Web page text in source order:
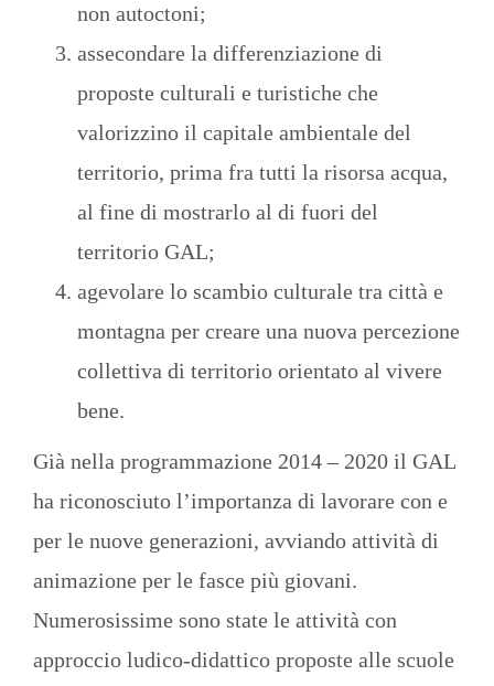
non autoctoni;
assecondare la differenziazione di
proposte culturali e turistiche che
valorizzino il capitale ambientale del
territorio, prima fra tutti la risorsa acqua,
al fine di mostrarlo al di fuori del
territorio GAL;
agevolare lo scambio culturale tra città e
montagna per creare una nuova percezione
collettiva di territorio orientato al vivere
bene.
Già nella programmazione 2014 – 2020 il GAL
ha riconosciuto l’importanza di lavorare con e
per le nuove generazioni, avviando attività di
animazione per le fasce più giovani.
Numerosissime sono state le attività con
approccio ludico-didattico proposte alle scuole